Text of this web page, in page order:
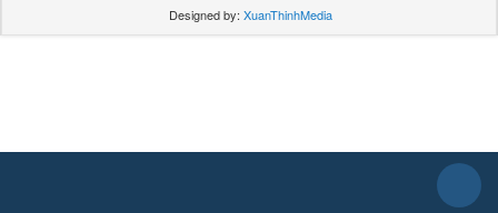
Designed by: XuanThinhMedia
بت
بت